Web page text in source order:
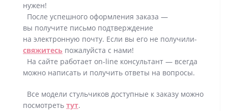
нужен!
После успешного оформления заказа —
вы получите письмо подтверждение
на электронную почту. Если вы его не получили-
свяжитесь пожалуйста с нами!
На сайте работает on-line консультант — всегда
можно написать и получить ответы на вопросы.
Все модели стульчиков доступные к заказу можно
посмотреть тут.